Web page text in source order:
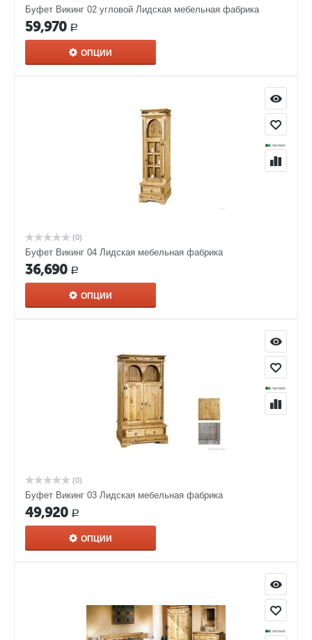
Буфет Викинг 02 угловой Лидская мебельная фабрика
59,970 Р
ОПЦИИ
(0)
Буфет Викинг 04 Лидская мебельная фабрика
36,690 Р
ОПЦИИ
(0)
Буфет Викинг 03 Лидская мебельная фабрика
49,920 Р
ОПЦИИ